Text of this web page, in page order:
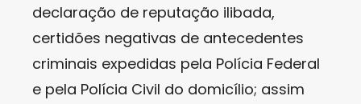
declaração de reputação ilibada,
certidões negativas de antecedentes
criminais expedidas pela Polícia Federal
e pela Polícia Civil do domicílio; assim